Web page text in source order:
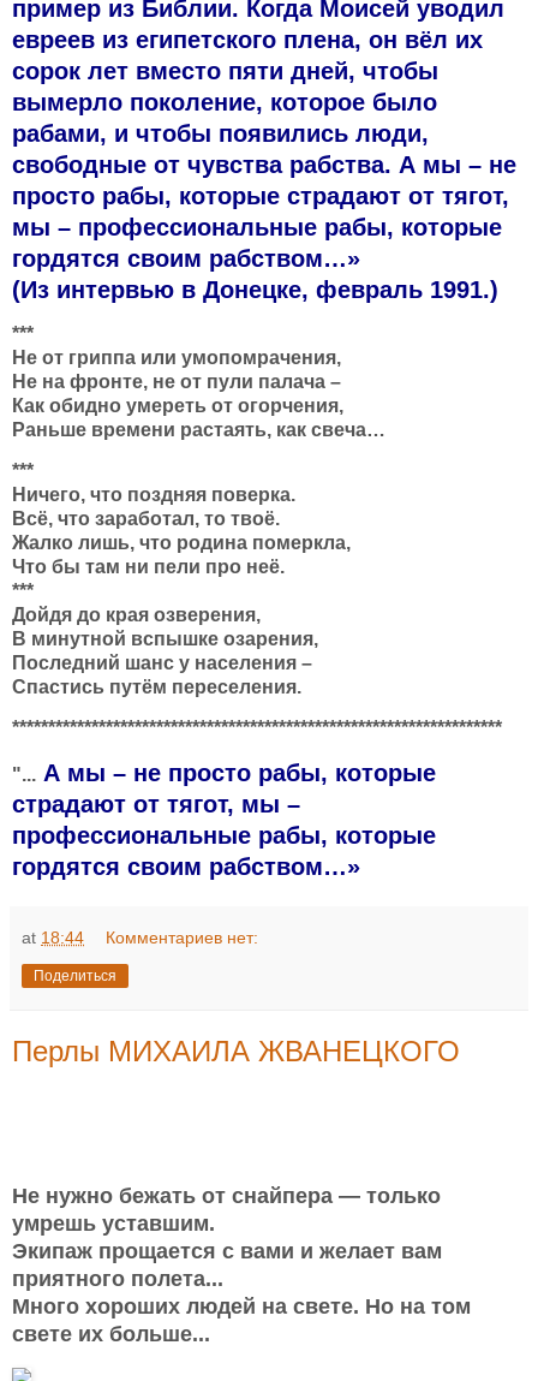
пример из Библии. Когда Моисей уводил
евреев из египетского плена, он вёл их
сорок лет вместо пяти дней, чтобы
вымерло поколение, которое было
рабами, и чтобы появились люди,
свободные от чувства рабства. А мы – не
просто рабы, которые страдают от тягот,
мы – профессиональные рабы, которые
гордятся своим рабством…»
(Из интервью в Донецке, февраль 1991.)
***
Не от гриппа или умопомрачения,
Не на фронте, не от пули палача –
Как обидно умереть от огорчения,
Раньше времени растаять, как свеча…
***
Ничего, что поздняя поверка.
Всё, что заработал, то твоё.
Жалко лишь, что родина померкла,
Что бы там ни пели про неё.
***
Дойдя до края озверения,
В минутной вспышке озарения,
Последний шанс у населения –
Спастись путём переселения.
********************************************************************
"... А мы – не просто рабы, которые
страдают от тягот, мы –
профессиональные рабы, которые
гордятся своим рабством…»
at 18:44 Комментариев нет:
Поделиться
Перлы МИХАИЛА ЖВАНЕЦКОГО
Не нужно бежать от снайпера — только
умрешь уставшим.
Экипаж прощается с вами и желает вам
приятного полета...
Много хороших людей на свете. Но на том
свете их больше...